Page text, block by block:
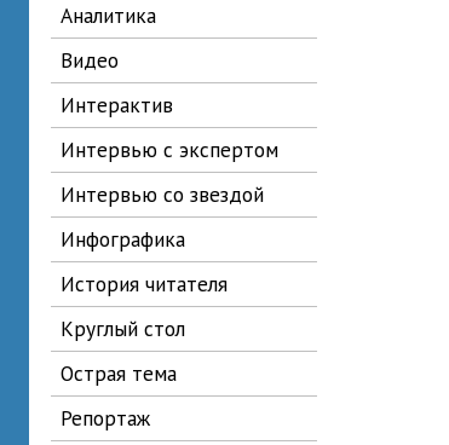
аналитика
видео
интерактив
интервью с экспертом
интервью со звездой
инфографика
история читателя
круглый стол
острая тема
репортаж